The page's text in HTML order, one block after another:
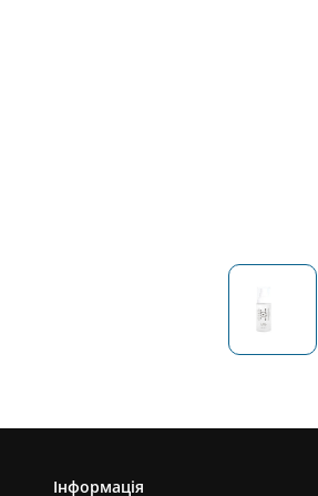
Інформація